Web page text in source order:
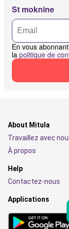
St moknine
En vous
la politique de
About Mitula
Travaillez avec
À propos
Help
Contactez-nous
Applications